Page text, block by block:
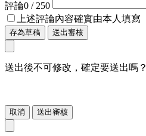
評論0 / 250
上述評論內容確實由本人填寫
存為草稿 送出審核
送出後不可修改，確定要送出嗎？
取消 送出審核